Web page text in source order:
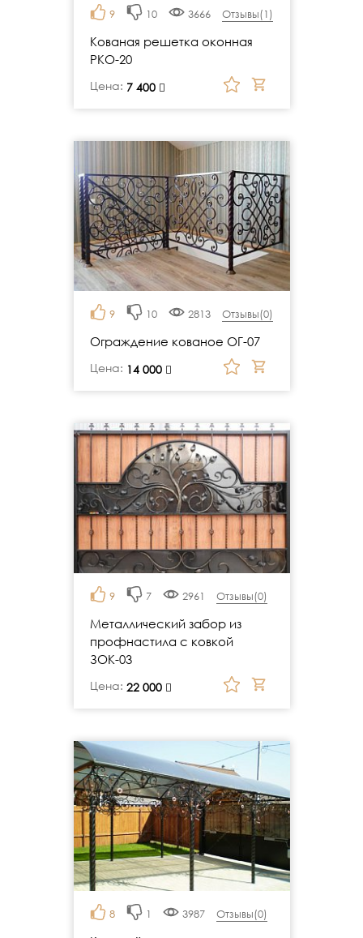
9 10 3666 Отзывы(1)
Кованая решетка оконная
РКО-20
Цена: 7 400
руб.
9 10 2813 Отзывы(0)
Ограждение кованое ОГ-07
Цена: 14 000
руб.
9 7 2961 Отзывы(0)
Металлический забор из
профнастила с ковкой
ЗОК-03
Цена: 22 000
руб.
8 1 3987 Отзывы(0)